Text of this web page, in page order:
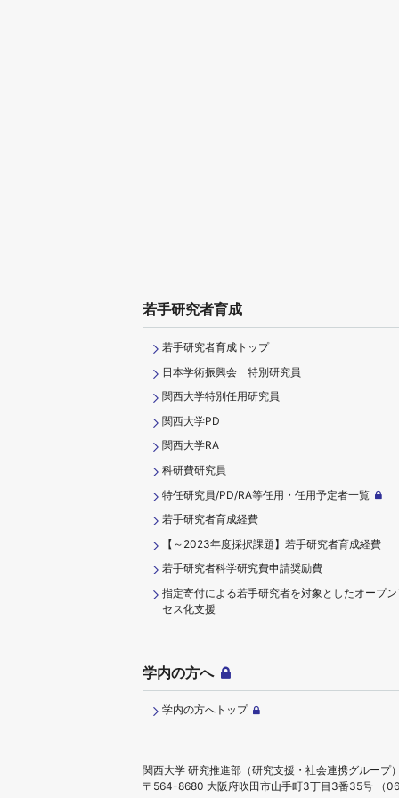
若手研究者育成
若手研究者育成トップ
日本学術振興会 特別研究員
関西大学特別任用研究員
関西大学PD
関西大学RA
科研費研究員
特任研究員/PD/RA等任用・任用予定者一覧
若手研究者育成経費
【～2023年度採択課題】若手研究者育成経費
若手研究者科学研究費申請奨励費
指定寄付による若手研究者を対象としたオープ
セス化支援
学内の方へ
学内の方へトップ
関西大学 研究推進部（研究支援・社会連携グループ
〒564-8680 大阪府吹田市山手町3丁目3番35号 （